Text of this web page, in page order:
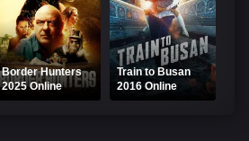
Border Hunters
2025 Online
Subtitrat
Train to Busan
2016 Online
Subtitrat